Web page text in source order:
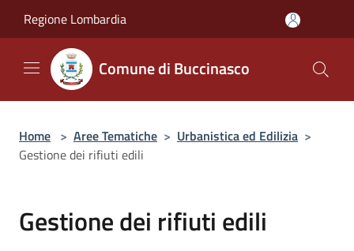
Regione Lombardia
Comune di Buccinasco
Home > Aree Tematiche > Urbanistica ed Edilizia >
Gestione dei rifiuti edili
Gestione dei rifiuti edili